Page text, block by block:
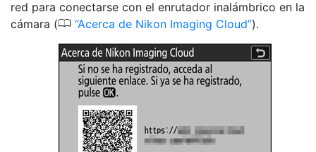
red para conectarse con el enrutador inalámbrico en la
cámara (0 Acerca de Nikon Imaging Cloud ).